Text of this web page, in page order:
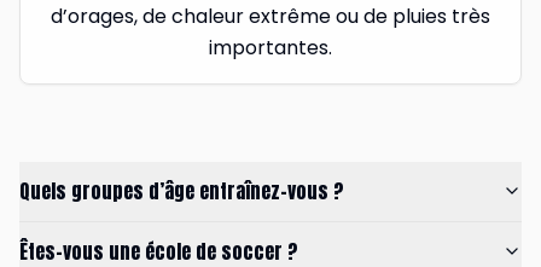
d’orages, de chaleur extrême ou de pluies très
importantes.
Quels groupes d’âge entraînez-vous ?
Êtes-vous une école de soccer ?